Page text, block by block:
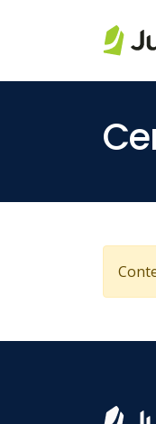
Saltar al contenido